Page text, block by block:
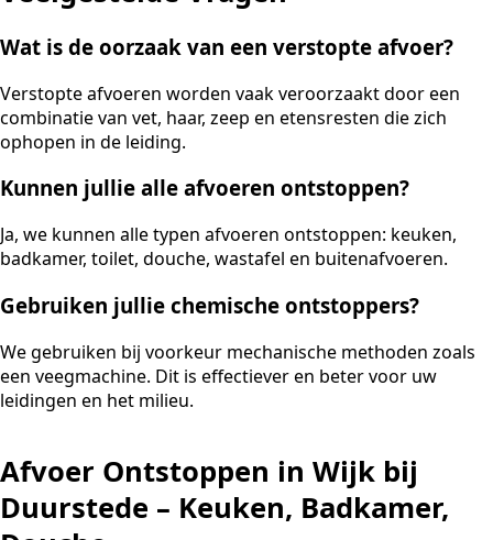
Wat is de oorzaak van een verstopte afvoer?
Verstopte afvoeren worden vaak veroorzaakt door een
combinatie van vet, haar, zeep en etensresten die zich
ophopen in de leiding.
Kunnen jullie alle afvoeren ontstoppen?
Ja, we kunnen alle typen afvoeren ontstoppen: keuken,
badkamer, toilet, douche, wastafel en buitenafvoeren.
Gebruiken jullie chemische ontstoppers?
We gebruiken bij voorkeur mechanische methoden zoals
een veegmachine. Dit is effectiever en beter voor uw
leidingen en het milieu.
Afvoer Ontstoppen in Wijk bij
Duurstede – Keuken, Badkamer,